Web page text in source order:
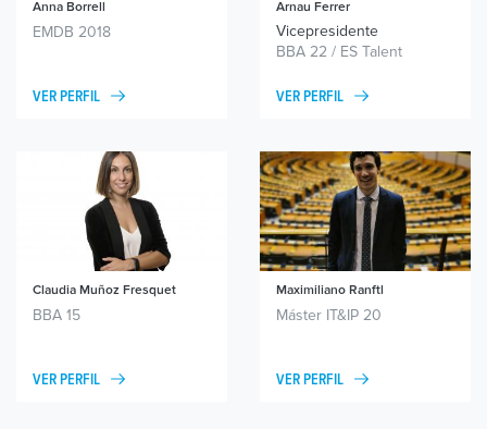
Anna Borrell
EMDB 2018
VER PERFIL
Arnau Ferrer
Vicepresidente
BBA 22 / ES Talent
VER PERFIL
Claudia Muñoz Fresquet
BBA 15
VER PERFIL
Maximiliano Ranftl
Máster IT&IP 20
VER PERFIL